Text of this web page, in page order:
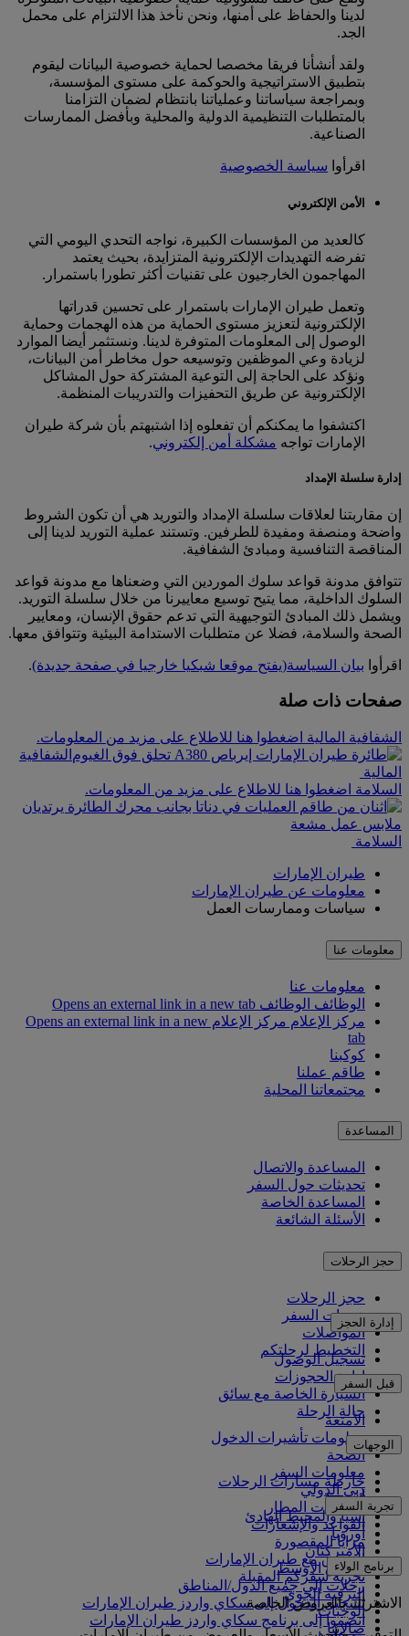
لدينا والحفاظ على أمنها، ونحن نأخذ هذا الالتزام على محمل
الجد.
ولقد أنشأنا فريقا مخصصا لحماية خصوصية البيانات ليقوم
بتطبيق الاستراتيجية والحوكمة على مستوى المؤسسة،
وبمراجعة سياساتنا وعملياتنا بانتظام لضمان التزامنا
بالمتطلبات التنظيمية الدولية والمحلية وبأفضل الممارسات
الصناعية.
اقرأوا سياسة الخصوصية
الأمن الإلكتروني
كالعديد من المؤسسات الكبيرة، نواجه التحدي اليومي التي
تفرضه التهديدات الإلكترونية المتزايدة، بحيث يعتمد
المهاجمون الخارجيون على تقنيات أكثر تطورا باستمرار.
وتعمل طيران الإمارات باستمرار على تحسين قدراتها
الإلكترونية لتعزيز مستوى الحماية من هذه الهجمات وحماية
الوصول إلى المعلومات المتوفرة لدينا. ونستثمر أيضا الموارد
لزيادة وعي الموظفين وتوسيعه حول مخاطر أمن البيانات،
ونؤكد على الحاجة إلى التوعية المشتركة حول المشاكل
الإلكترونية عن طريق التحفيزات والتدريبات المنظمة.
اكتشفوا ما يمكنكم أن تفعلوه إذا اشتبهتم بأن شركة طيران
الإمارات تواجه مشكلة أمن إلكتروني.
إدارة سلسلة الإمداد
إن مقاربتنا لعلاقات سلسلة الإمداد والتوريد هي أن تكون الشروط
واضحة ومنصفة ومفيدة للطرفين. وتستند عملية التوريد لدينا إلى
المناقصة التنافسية ومبادئ الشفافية.
تتوافق مدونة قواعد سلوك الموردين التي وضعناها مع مدونة قواعد
السلوك الداخلية، مما يتيح توسيع معاييرنا من خلال سلسلة التوريد.
ويشمل ذلك المبادئ التوجيهية التي تدعم حقوق الإنسان، ومعايير
الصحة والسلامة، فضلا عن متطلبات الاستدامة البيئية وتتوافق معها.
اقرأوا بيان السياسة(يفتح موقعا شبكيا خارجيا في صفحة جديدة).
صفحات ذات صلة
الشفافية المالية اضغطوا هنا للاطلاع على مزيد من المعلومات.
الشفافية
المالية
السلامة اضغطوا هنا للاطلاع على مزيد من المعلومات.
السلامة
طيران الإمارات
معلومات عن طيران الإمارات
سياسات وممارسات العمل
معلومات عنا
معلومات عنا
الوظائف الوظائف Opens an external link in a new tab
مركز الإعلام
مركز الإعلام Opens an external link in a new
tab
كوكبنا
طاقم عملنا
مجتمعاتنا المحلية
المساعدة
المساعدة والاتصال
تحديثات حول السفر
المساعدة الخاصة
الأسئلة الشائعة
حجز الرحلات
حجز الرحلات
خدمات السفر
المواصلات
التخطيط لرحلتكم
إدارة الحجز
تسجيل الوصول
إدارة الحجوزات
السيارة الخاصة مع سائق
حالة الرحلة
قبل السفر
الأمتعة
معلومات تأشيرات الدخول
الصحة
معلومات السفر
دبي الدولي
مواصلات المطار
القواعد والإشعارات
الوجهات
خارطة مسارات الرحلات
أفريقيا
آسيا والمحيط الهادئ
أوروبا
الأميركتان
الشرق الأوسط
رحلات إلى جميع الدول/المناطق
تجربة السفر
مزايا المقصورة
التسوق مع طيران الإمارات
تجربة سفركم المقبلة
الترفيه الجوي
الوجبات
صالاتنا
برنامج الولاء
تسجيل الدخول إلى سكاي واردز طيران الإمارات
انضموا إلى برنامج سكاي واردز طيران الإمارات
الاشتراك بالعروض الخاصة